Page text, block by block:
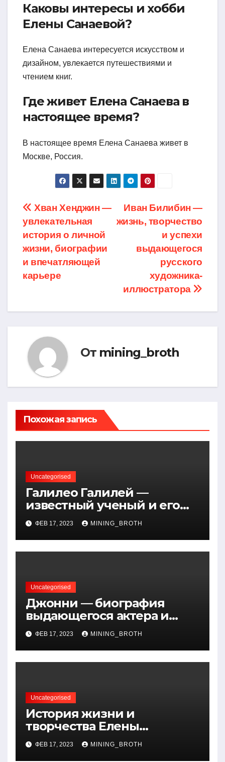
Каковы интересы и хобби
Елены Санаевой?
Елена Санаева интересуется искусством и
дизайном, увлекается путешествиями и
чтением книг.
Где живет Елена Санаева в
настоящее время?
В настоящее время Елена Санаева живет в
Москве, Россия.
Навигация
по
записям
Иван Билибин —
жизнь, творчество
и успехи
выдающегося
русского
художника-
иллюстратора
Хван Хенджин —
увлекательная
история о личной
жизни, биографии
и впечатляющей
карьере
От mining_broth
Похожая запись
Uncategorised
Галилео Галилей —
известный ученый и его
открытия — краткая
биография, достижения и
вклад в науку
ФЕВ 17, 2023 MINING_BROTH
Uncategorised
Джонни — биография
выдающегося актера и
талантливого певца, чья
артистичность захватывает
миллионы сердец
ФЕВ 17, 2023 MINING_BROTH
Uncategorised
История жизни и
творчества Елены
Дубровской — биография,
достижения, интересные
ФЕВ 17, 2023 MINING_BROTH